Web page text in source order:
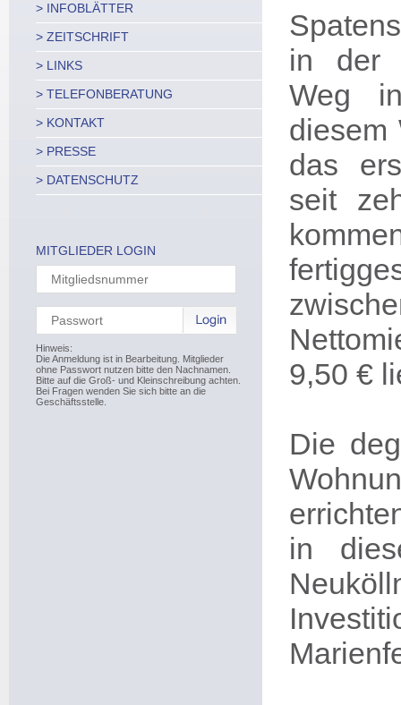
> INFOBLÄTTER
> ZEITSCHRIFT
> LINKS
> TELEFONBERATUNG
> KONTAKT
> PRESSE
> DATENSCHUTZ
MITGLIEDER LOGIN
Hinweis:
Die Anmeldung ist in Bearbeitung. Mitglieder
ohne Passwort nutzen bitte den Nachnamen.
Bitte auf die Groß- und Kleinschreibung achten.
Bei Fragen wenden Sie sich bitte an die
Geschäftsstelle.
in der
Weg
diesem
das
seit
9,50 €
Die
in